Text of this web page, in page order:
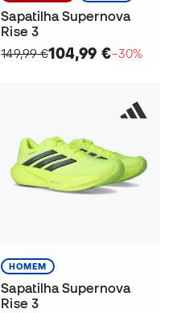
Sapatilha Supernova
Rise 3
149,99 €104,99 €−30%
HOMEM
Sapatilha Supernova
Rise 3